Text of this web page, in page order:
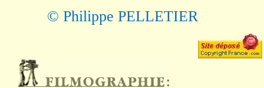
© Philippe PELLETIER